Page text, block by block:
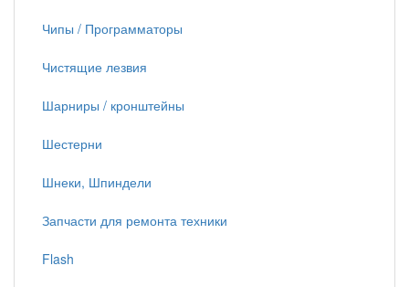
Чипы / Программаторы
Чистящие лезвия
Шарниры / кронштейны
Шестерни
Шнеки, Шпиндели
Запчасти для ремонта техники
Flash